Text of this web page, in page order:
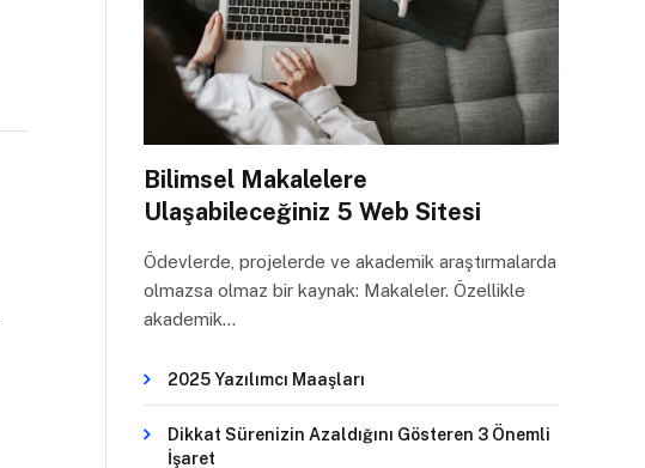
Bilimsel Makalelere
Ulaşabileceğiniz 5 Web Sitesi
Ödevlerde, projelerde ve akademik araştırmalarda
olmazsa olmaz bir kaynak: Makaleler. Özellikle
akademik…
2025 Yazılımcı Maaşları
Dikkat Sürenizin Azaldığını Gösteren 3 Önemli
İşaret